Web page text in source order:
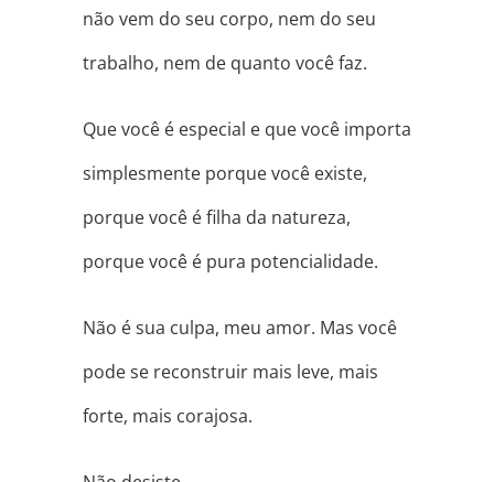
não vem do seu corpo, nem do seu
trabalho, nem de quanto você faz.
Que você é especial e que você importa
simplesmente porque você existe,
porque você é filha da natureza,
porque você é pura potencialidade.
Não é sua culpa, meu amor. Mas você
pode se reconstruir mais leve, mais
forte, mais corajosa.